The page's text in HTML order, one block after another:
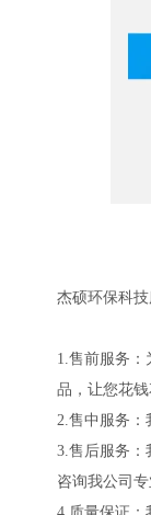
杰硕环保科
1.售前服务
品，让您花
2.售中服务：
3.售后服务：
咨询我公司